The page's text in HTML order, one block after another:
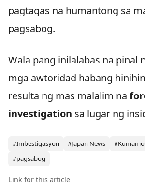
pagtagas na humantong sa
pagsabog.
Wala pang inilalabas na pinal
mga awtoridad habang
resulta ng mas malalim na
investigation sa lugar ng
#Imbestigasyon #Japan News
#pagsabog
Link for this article